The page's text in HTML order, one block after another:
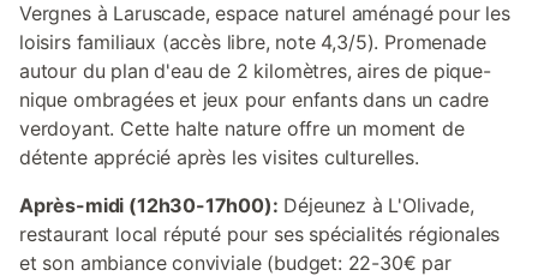
Vergnes à Laruscade, espace naturel aménagé pour les
loisirs familiaux (accès libre, note 4,3/5). Promenade
autour du plan d'eau de 2 kilomètres, aires de pique-
nique ombragées et jeux pour enfants dans un cadre
verdoyant. Cette halte nature offre un moment de
détente apprécié après les visites culturelles.
Après-midi (12h30-17h00): Déjeunez à L'Olivade,
restaurant local réputé pour ses spécialités régionales
et son ambiance conviviale (budget: 22-30€ par